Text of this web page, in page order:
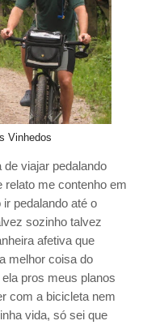
Vinhedos
viajar pedalando
relato me contenho em
pedalando até o
sozinho talvez
afetiva que
melhor coisa do
pros meus planos
com a bicicleta nem
vida, só sei que